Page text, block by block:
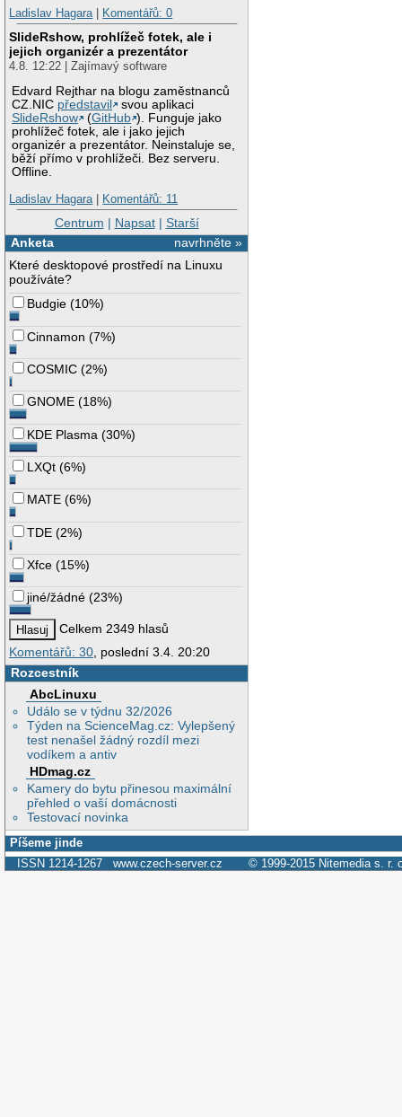
Ladislav Hagara| Komentářů: 0
SlideRshow, prohlížeč fotek, ale i
jejich organizér a prezentátor
4.8. 12:22 | Zajímavý software
Edvard Rejthar na blogu zaměstnanců
CZ.NIC představil
svou aplikaci
SlideRshow
(GitHub ). Funguje jako
prohlížeč fotek, ale i jako jejich
organizér a prezentátor. Neinstaluje se,
běží přímo v prohlížeči. Bez serveru.
Offline.
Ladislav Hagara| Komentářů: 11
Centrum | Napsat| Starší
navrhněte »
Anketa
Které desktopové prostředí na Linuxu
používáte?
Budgie (10%)
Cinnamon (7%)
COSMIC (2%)
GNOME (18%)
KDE Plasma (30%)
LXQt (6%)
MATE (6%)
TDE (2%)
Xfce (15%)
jiné/žádné (23%)
Celkem 2349 hlasů
Komentářů: 30 , poslední 3.4. 20:20
Rozcestník
AbcLinuxu
Událo se v týdnu 32/2026
Týden na ScienceMag.cz: Vylepšený
test nenašel žádný rozdíl mezi
vodíkem a antiv
HDmag.cz
Kamery do bytu přinesou maximální
přehled o vaší domácnosti
Testovací novinka
Píšeme jinde
ISSN 1214-1267 www.czech-server.cz © 1999-2015 Nitemedia s. r.